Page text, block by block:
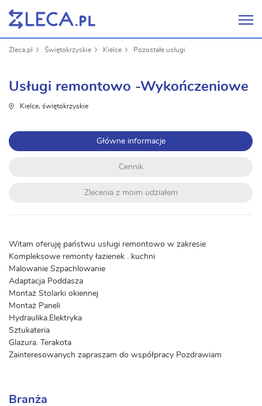
Zleca.pl Świętokrzyskie Kielce Pozostałe usługi
Usługi remontowo -Wykończeniowe
Kielce, świętokrzyskie
Główne informacje
Cennik
Zlecenia z moim udziałem
Witam oferuję państwu usługi remontowo w zakresie
Kompleksowe remonty łazienek . kuchni
Malowanie Szpachlowanie
Adaptacja Poddasza
Montaż Stolarki okiennej
Montaż Paneli
Hydraulika.Elektryka
Sztukateria
Glazura. Terakota
Zainteresowanych zapraszam do współpracy Pozdrawiam
Branża